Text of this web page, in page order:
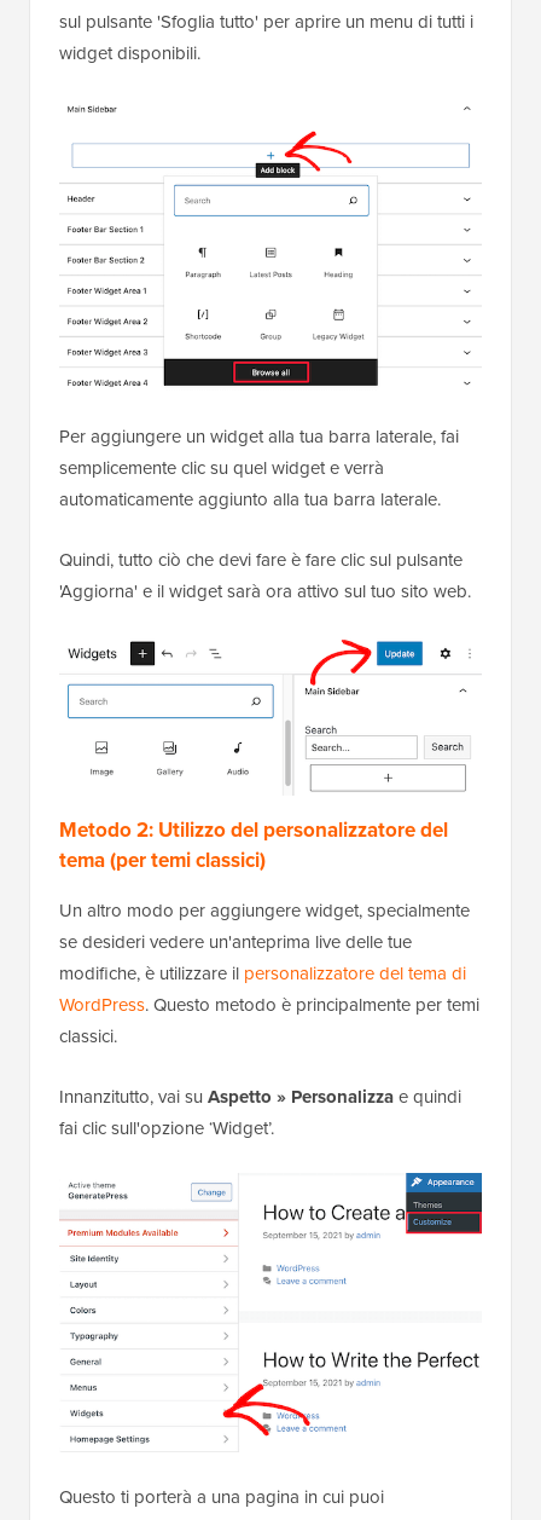
sul pulsante 'Sfoglia tutto' per aprire un menu di tutti i
widget disponibili.
Per aggiungere un widget alla tua barra laterale, fai
semplicemente clic su quel widget e verrà
automaticamente aggiunto alla tua barra laterale.
Quindi, tutto ciò che devi fare è fare clic sul pulsante
'Aggiorna' e il widget sarà ora attivo sul tuo sito web.
Metodo 2: Utilizzo del personalizzatore del
tema (per temi classici)
Un altro modo per aggiungere widget, specialmente
se desideri vedere un'anteprima live delle tue
modifiche, è utilizzare il personalizzatore del tema di
WordPress. Questo metodo è principalmente per temi
classici.
Innanzitutto, vai su Aspetto » Personalizzae quindi
fai clic sull'opzione ‘Widget’.
Questo ti porterà a una pagina in cui puoi